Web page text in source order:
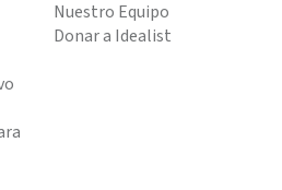
Nuestro Equipo
Donar a Idealist